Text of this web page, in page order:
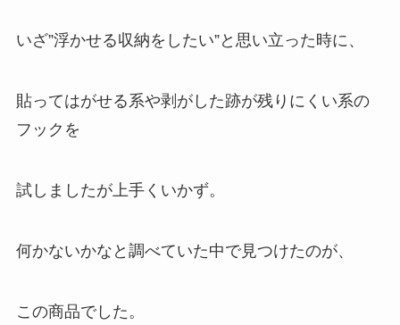
いざ”浮かせる収納をしたい”と思い立った時に、
貼ってはがせる系や剥がした跡が残りにくい系の
フックを
試しましたが上手くいかず。
何かないかなと調べていた中で見つけたのが、
この商品でした。